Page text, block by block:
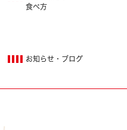
食べ方
お知らせ・ブログ